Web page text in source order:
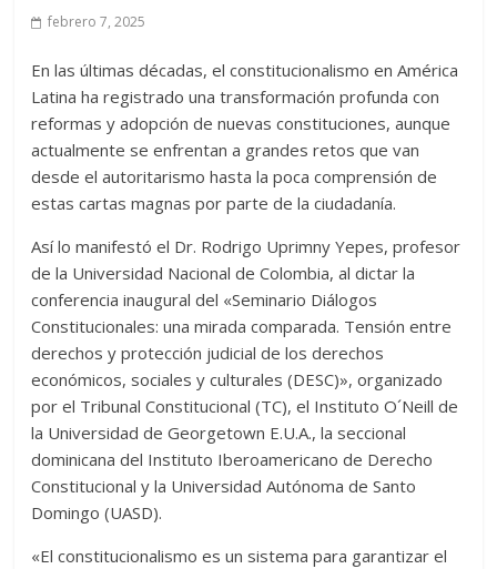
febrero 7, 2025
En las últimas décadas, el constitucionalismo en América
Latina ha registrado una transformación profunda con
reformas y adopción de nuevas constituciones, aunque
actualmente se enfrentan a grandes retos que van
desde el autoritarismo hasta la poca comprensión de
estas cartas magnas por parte de la ciudadanía.
Así lo manifestó el Dr. Rodrigo Uprimny Yepes, profesor
de la Universidad Nacional de Colombia, al dictar la
conferencia inaugural del «Seminario Diálogos
Constitucionales: una mirada comparada. Tensión entre
derechos y protección judicial de los derechos
económicos, sociales y culturales (DESC)», organizado
por el Tribunal Constitucional (TC), el Instituto O´Neill de
la Universidad de Georgetown E.U.A., la seccional
dominicana del Instituto Iberoamericano de Derecho
Constitucional y la Universidad Autónoma de Santo
Domingo (UASD).
«El constitucionalismo es un sistema para garantizar el